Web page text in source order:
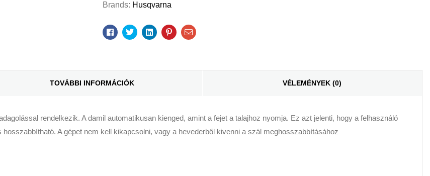
Brands: Husqvarna
Facebook
TwitterLinkedinPinterestEmail
TOVÁBBI INFORMÁCIÓK VÉLEMÉNYEK (0)
rendelkezik. A damil automatikusan kienged, amint a fejet a talajhoz nyomja. Ez azt jelenti, hogy a felhasználó
A gépet nem kell kikapcsolni, vagy a hevederből kivenni a szál meghosszabbításához